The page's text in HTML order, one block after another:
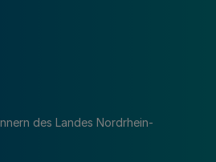
des Landes Nordrhein-